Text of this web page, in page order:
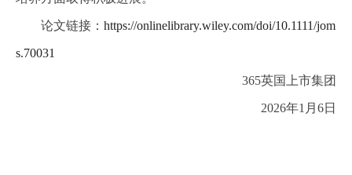
论文链接： https://onlinelibrary.wiley.com/doi/10.1111/jom
s.70031
365英国上市集团
2026年1月6日